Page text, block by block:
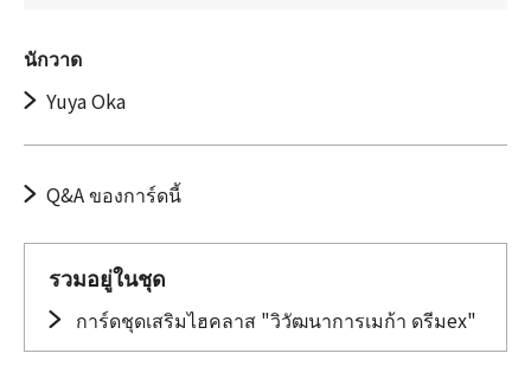
นักวาด
Yuya Oka
Q&A ของการ์ดนี้
รวมอยู่ในชุด
การ์ดชุดเสริมไฮคลาส "วิวัฒนาการเมก้า ดรีมex"